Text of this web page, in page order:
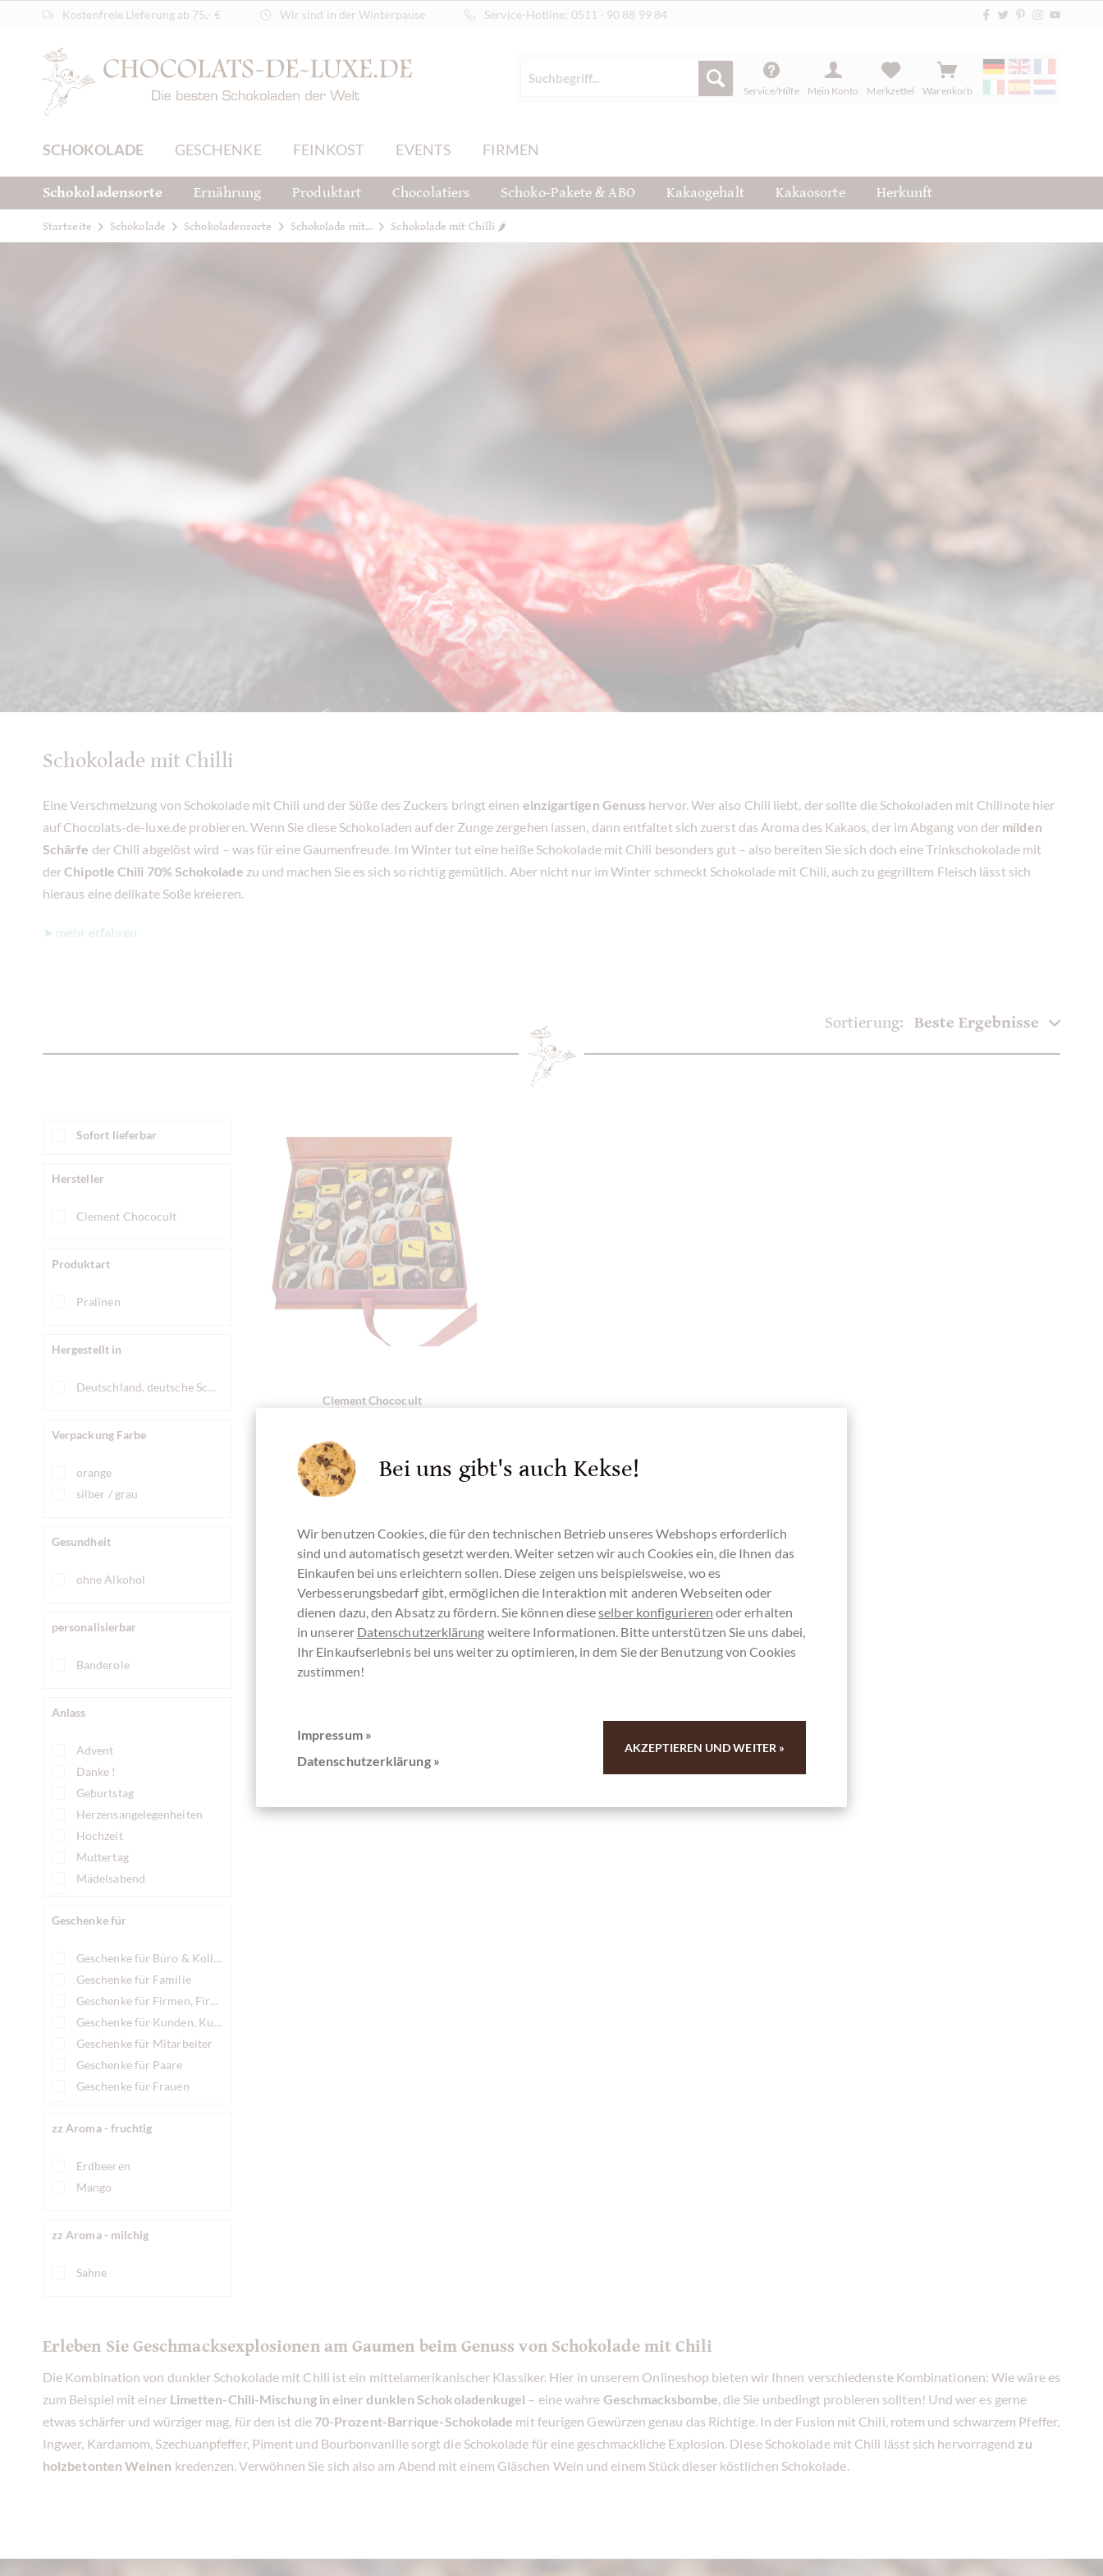
Kostenfreie Lieferung ab 75,- € Wir sind in der Winterpause Service-Hotline: 0511 - 90 88 99 84
Service/Hilfe Mein Konto Merkzettel Warenkorb
SCHOKOLADE GESCHENKE FEINKOST EVENTS FIRMEN
Schokoladensorte Ernährung Produktart Chocolatiers Schoko-Pakete & ABO Kakaogehalt Kakaosorte Herkunft
Startseite Schokolade Schokoladensorte Schokolade mit... Schokolade mit Chilli 🌶
Schokolade mit Chilli
Eine Verschmelzung von Schokolade mit Chili und der Süße des Zuckers bringt einen einzigartigen Genuss hervor. Wer also Chili liebt, der sollte die Schokoladen mit Chilinote hier
auf Chocolats-de-luxe.de probieren. Wenn Sie diese Schokoladen auf der Zunge zergehen lassen, dann entfaltet sich zuerst das Aroma des Kakaos, der im Abgang von der milden
Schärfe der Chili abgelöst wird – was für eine Gaumenfreude. Im Winter tut eine heiße Schokolade mit Chili besonders gut – also bereiten Sie sich doch eine Trinkschokolade mit
derChipotle Chili 70% Schokolade zu und machen Sie es sich so richtig gemütlich. Aber nicht nur im Winter schmeckt Schokolade mit Chili, auch zu gegrilltem Fleisch lässt sich
hieraus eine delikate Soße kreieren.
➤ mehr erfahren
Sortierung:
Sofort lieferbar
Hersteller
Clement Chococult
Produktart
Pralinen
Hergestellt in
Deutschland, deutsche Schokolade
Verpackung Farbe
orange
silber / grau
Gesundheit
ohne Alkohol
personalisierbar
Banderole
Anlass
Advent
Danke !
Geburtstag
Herzensangelegenheiten
Hochzeit
Muttertag
Mädelsabend
Ostern
Rendezvous
Sorry !
Valentinstag
Vatertag
Weihnachten
Geschenke für
Geschenke für Büro & Kollegen
Geschenke für Familie
Geschenke für Firmen, Firmengeschenke
Geschenke für Kunden, Kundengeschenke
Geschenke für Mitarbeiter
Geschenke für Paare
Geschenke für Frauen
zz Aroma - fruchtig
Erdbeeren
Mango
zz Aroma - milchig
Sahne
Clement Chococult
"Federleicht" mit 6 x 6
Pralinen
Details
Derzeit ausverkauft !
Erleben Sie Geschmacksexplosionen am Gaumen beim Genuss von Schokolade mit Chili
Die Kombination von dunkler Schokolade mit Chili ist ein mittelamerikanischer Klassiker. Hier in unserem Onlineshop bieten wir Ihnen verschiedenste Kombinationen: Wie wäre es
zum Beispiel mit einer Limetten-Chili-Mischung in einer dunklen Schokoladenkugel – eine wahre Geschmacksbombe, die Sie unbedingt probieren sollten! Und wer es gerne
etwas schärfer und würziger mag, für den ist die 70-Prozent-Barrique-Schokolade mit feurigen Gewürzen genau das Richtige. In der Fusion mit Chili, rotem und schwarzem Pfeffer,
Ingwer, Kardamom, Szechuanpfeffer, Piment und Bourbonvanille sorgt die Schokolade für eine geschmackliche Explosion. Diese Schokolade mit Chili lässt sich hervorragend zu
holzbetonten Weinen kredenzen. Verwöhnen Sie sich also am Abend mit einem Gläschen Wein und einem Stück dieser köstlichen Schokolade.
Bei uns gibt's auch Kekse!
Wir benutzen Cookies, die für den technischen Betrieb unseres Webshops erforderlich
sind und automatisch gesetzt werden. Weiter setzen wir auch Cookies ein, die Ihnen das
Einkaufen bei uns erleichtern sollen. Diese zeigen uns beispielsweise, wo es
Verbesserungsbedarf gibt, ermöglichen die Interaktion mit anderen Webseiten oder
dienen dazu, den Absatz zu fördern. Sie können dieseselber konfigurieren oder erhalten
in unserer Datenschutzerklärung weitere Informationen. Bitte unterstützen Sie uns dabei,
Ihr Einkaufserlebnis bei uns weiter zu optimieren, in dem Sie der Benutzung von Cookies
zustimmen!
Impressum »
Datenschutzerklärung »
AKZEPTIEREN UND WEITER »